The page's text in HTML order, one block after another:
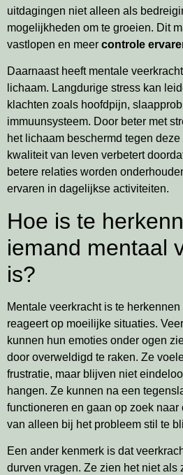
uitdagingen niet alleen als
mogelijkheden om te groeien. Dit
vastlopen en meer controle
Daarnaast heeft mentale
lichaam. Langdurige stress kan
klachten zoals hoofdpijn,
immuunsysteem. Door beter met
het lichaam beschermd tegen
kwaliteit van leven verbetert
betere relaties worden
ervaren in dagelijkse activiteiten.
Hoe is te
iemand mentaal
is?
Mentale veerkracht is te
reageert op moeilijke situaties.
kunnen hun emoties onder ogen
door overweldigd te raken. Ze
frustratie, maar blijven niet
hangen. Ze kunnen na een
functioneren en gaan op zoek
van alleen bij het probleem stil te
Een ander kenmerk is dat
durven vragen. Ze zien het niet als